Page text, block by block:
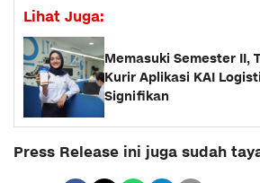
Lihat Juga:
Memasuki Semester II,
Kurir Aplikasi KAI
Signifikan
Press Release ini juga sudah